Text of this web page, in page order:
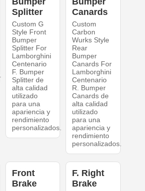
Splitter
Custom G
Style Front
Bumper
Splitter For
Lamborghini
Centenario
F. Bumper
Splitter de
alta calidad
utilizado
para una
apariencia y
rendimiento
personalizados.
Canards
Custom
Carbon
Wurks Style
Rear
Bumper
Canards For
Lamborghini
Centenario
R. Bumper
Canards de
alta calidad
utilizado
para una
apariencia y
rendimiento
personalizados.
Front
Brake
F. Right
Brake